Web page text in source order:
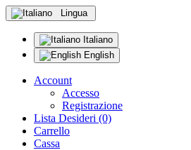
Lingua
Italiano
English
Account
Accesso
Registrazione
Lista Desideri (0)
Carrello
Cassa